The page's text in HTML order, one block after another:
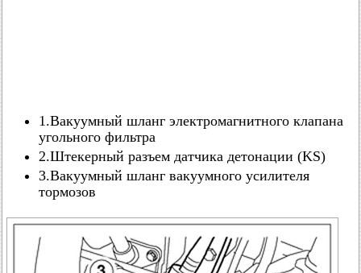
1.Вакуумный шланг электромагнитного клапана
угольного фильтра
2.Штекерный разъем датчика детонации (KS)
3.Вакуумный шланг вакуумного усилителя
тормозов